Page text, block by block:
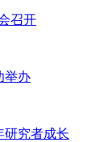
召开
举办
研究者成长